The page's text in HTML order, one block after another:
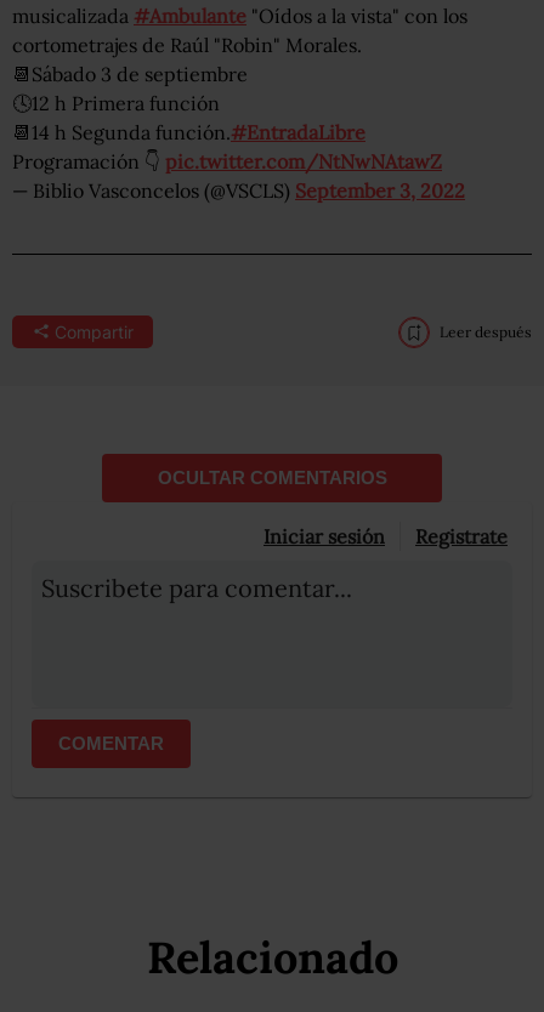
musicalizada #Ambulante "Oídos a la vista" con los
cortometrajes de Raúl "Robin" Morales.
📆Sábado 3 de septiembre
🕓12 h Primera función
📆14 h Segunda función.#EntradaLibre
Programación 👇 pic.twitter.com/NtNwNAtawZ
— Biblio Vasconcelos (@VSCLS) September 3, 2022
Compartir Leer después
OCULTAR COMENTARIOS
Iniciar sesión Registrate
Suscribete para comentar...
COMENTAR
Relacionado